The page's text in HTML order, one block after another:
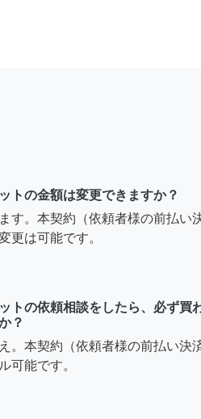
トの金額は変更できますか？
す。本契約（依頼者様の前払い
更は可能です。
トの依頼相談をしたら、必ず買
？
。本契約（依頼者様の前払い決
可能です。